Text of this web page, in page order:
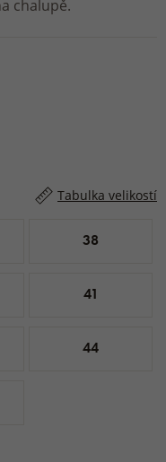
chalupě.
Tabulka velikostí
38
41
44